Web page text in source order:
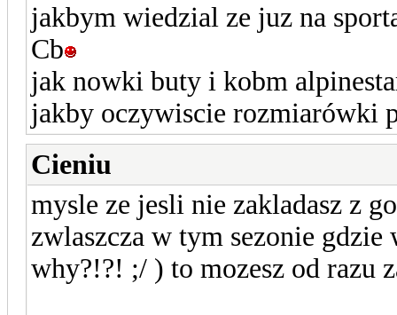
jakbym wiedzial ze juz na
Cb
jak nowki buty i kobm
jakby oczywiscie rozmiarówki
Cieniu
mysle ze jesli nie zakladasz z
zwlaszcza w tym sezonie
why?!?! ;/ ) to mozesz od razu